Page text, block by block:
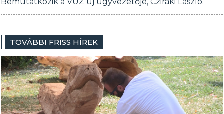
TOVÁBBI FRISS HÍREK